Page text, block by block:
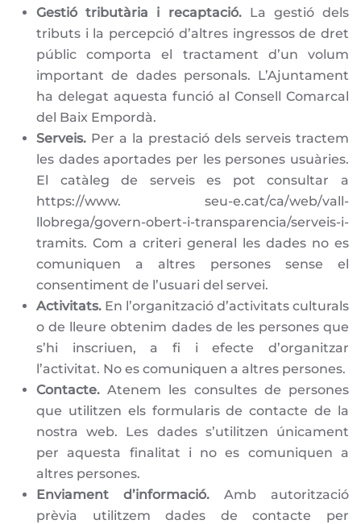
Gestió tributària i recaptació.La gestió dels
tributs i la percepció d’altres ingressos de dret
públic comporta el tractament d’un volum
important de dades personals. L’Ajuntament
ha delegat aquesta funció al Consell Comarcal
del Baix Empordà.
Serveis. Per a la prestació dels serveis tractem
les dades aportades per les persones usuàries.
El catàleg de serveis es pot consultar a
https://www. seu-e.cat/ca/web/vall-
llobrega/govern-obert-i-transparencia/serveis-i-
tramits. Com a criteri general les dades no es
comuniquen a altres persones sense el
consentiment de l’usuari del servei.
Activitats. En l’organització d’activitats culturals
o de lleure obtenim dades de les persones que
s’hi inscriuen, a fi i efecte d’organitzar
l’activitat. No es comuniquen a altres persones.
Contacte. Atenem les consultes de persones
que utilitzen els formularis de contacte de la
nostra web. Les dades s’utilitzen únicament
per aquesta finalitat i no es comuniquen a
altres persones.
Enviament d’informació. Amb autorització
prèvia utilitzem dades de contacte per